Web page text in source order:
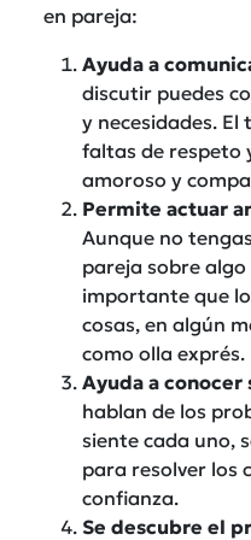
en pareja:
Ayuda a
discutir puedes
y necesidades.
faltas de respeto
amoroso y
Permite actuar
Aunque no
pareja sobre
importante que
cosas, en algún
como olla exprés.
Ayuda a
hablan de los
siente cada uno,
para resolver los
confianza.
Se descubre el